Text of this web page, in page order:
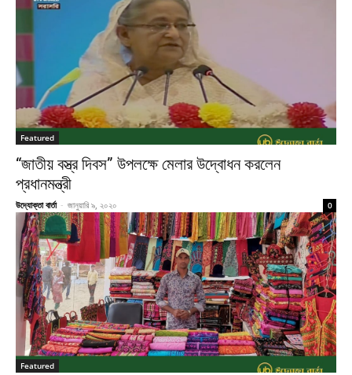
Featured
“জাতীয় বস্ত্র দিবস” উপলক্ষে মেলার উদ্বোধন করলেন
প্রধানমন্ত্রী
উদ্যোক্তা বার্তা - জানুয়ারি ৯, ২০২০ 0
Featured